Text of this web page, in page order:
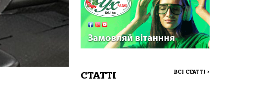
СТАТТІ ВСІ СТАТТІ >